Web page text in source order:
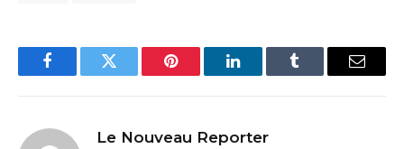
FacebookTwitter Pinterest LinkedInTumblr Email
Le Nouveau Reporter